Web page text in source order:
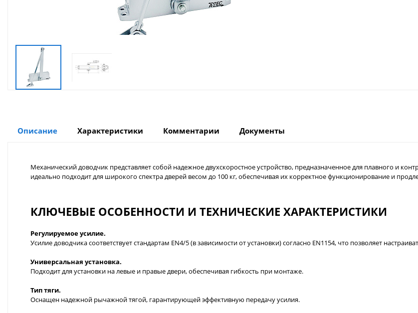
Описание Характеристики Комментарии Документы
Механический доводчик представляет собой надежное двухскоростное устройство, предназначенное для плавного и
идеально подходит для широкого спектра дверей весом до 100 кг, обеспечивая их корректное функционирование и
КЛЮЧЕВЫЕ ОСОБЕННОСТИ И ТЕХНИЧЕСКИЕ ХАРАКТЕРИСТИКИ
Регулируемое усилие.
Усилие доводчика соответствует стандартам EN4/5 (в зависимости от установки) согласно EN1154, что позволяет
Универсальная установка.
Подходит для установки на левые и правые двери, обеспечивая гибкость при монтаже.
Тип тяги.
Оснащен надежной рычажной тягой, гарантирующей эффективную передачу усилия.